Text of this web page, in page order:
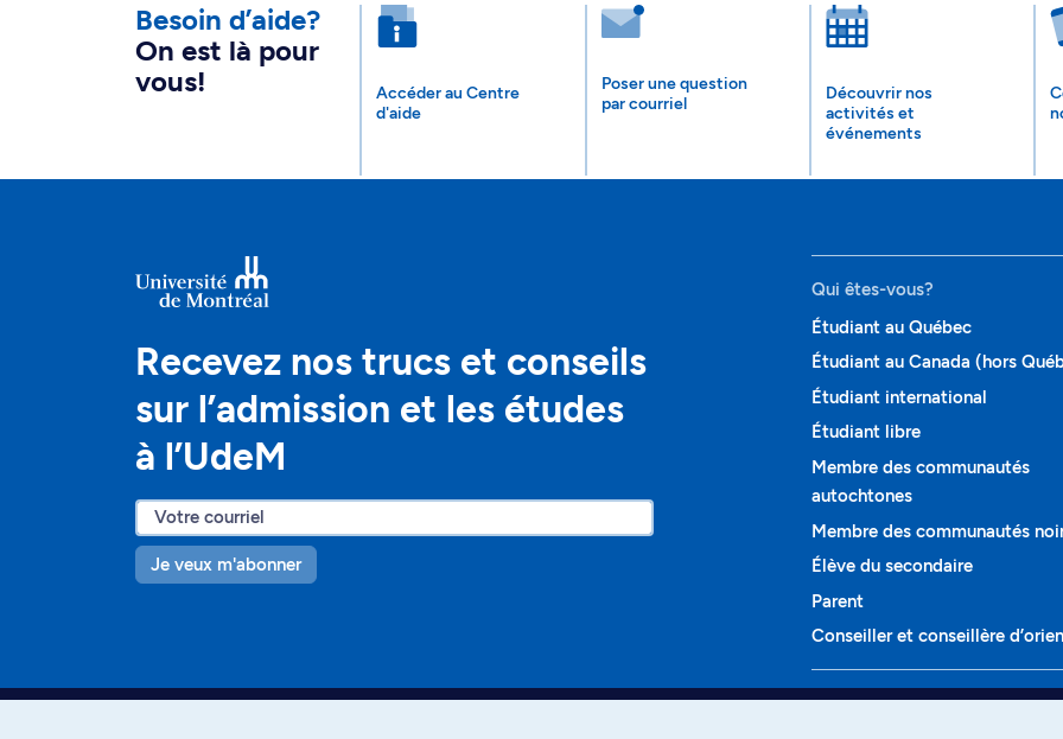
Besoin d’aide?
On est là pour
vous!
Accéder au Centre
d'aide
Poser une question
par courriel
Découvrir nos
activités et
événements
Recevez nos trucs et conseils
sur l’admission et les études
à l’UdeM
Je veux m'abonner
Qui êtes-vous?
Étudiant au Québec
Étudiant au Canada (hors
Étudiant international
Étudiant libre
Membre des communautés
autochtones
Membre des communautés
Élève du secondaire
Parent
Conseiller et conseillère
Programmes et cours